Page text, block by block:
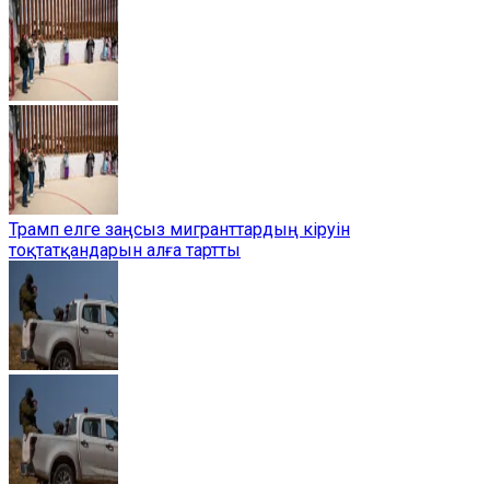
Трамп елге заңсыз мигранттардың кіруін
тоқтатқандарын алға тартты